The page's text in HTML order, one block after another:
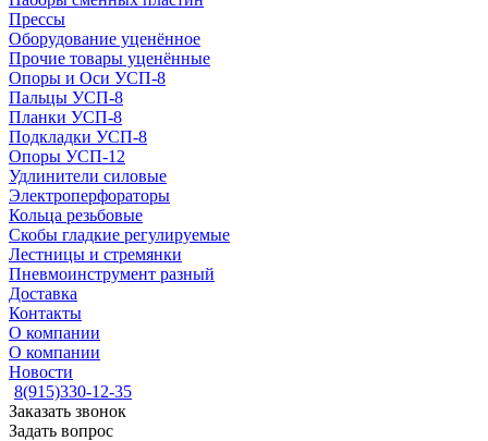
Прессы
Оборудование уценённое
Прочие товары уценённые
Опоры и Оси УСП-8
Пальцы УСП-8
Планки УСП-8
Подкладки УСП-8
Опоры УСП-12
Удлинители силовые
Электроперфораторы
Кольца резьбовые
Скобы гладкие регулируемые
Лестницы и стремянки
Пневмоинструмент разный
Доставка
Контакты
О компании
О компании
Новости
8(915)330-12-35
Заказать звонок
Задать вопрос